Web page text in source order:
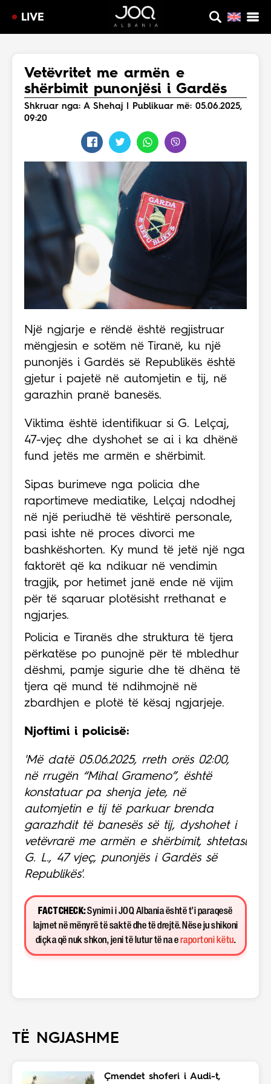
LIVE
Vetëvritet me armën e
shërbimit punonjësi i Gardës
Shkruar nga: A Shehaj | Publikuar më: 05.06.2025,
09:20
Një ngjarje e rëndë është regjistruar
mëngjesin e sotëm në Tiranë, ku një
punonjës i Gardës së Republikës është
gjetur i pajetë në automjetin e tij, në
garazhin pranë banesës.
Viktima është identifikuar si G. Lelçaj,
47-vjeç dhe dyshohet se ai i ka dhënë
fund jetës me armën e shërbimit.
Sipas burimeve nga policia dhe
raportimeve mediatike, Lelçaj ndodhej
në një periudhë të vështirë personale,
pasi ishte në proces divorci me
bashkëshorten. Ky mund të jetë një nga
faktorët që ka ndikuar në vendimin
tragjik, por hetimet janë ende në vijim
për të sqaruar plotësisht rrethanat e
ngjarjes.
Policia e Tiranës dhe struktura të tjera
përkatëse po punojnë për të mbledhur
dëshmi, pamje sigurie dhe të dhëna të
tjera që mund të ndihmojnë në
zbardhjen e plotë të kësaj ngjarjeje.
Njoftimi i policisë:
'Më datë 05.06.2025, rreth orës 02:00,
në rrugën “Mihal Grameno”, është
konstatuar pa shenja jete, në
automjetin e tij të parkuar brenda
garazhdit të banesës së tij, dyshohet i
vetëvrarë me armën e shërbimit, shtetasi
G. L., 47 vjeç, punonjës i Gardës së
Republikës'.
FACT CHECK:Synimi i JOQ Albania është t’i paraqesë
lajmet në mënyrë të saktë dhe të drejtë. Nëse ju shikoni
diçka që nuk shkon, jeni të lutur të na e raportoni këtu.
TË NGJASHME
Çmendet shoferi i Audi-t,